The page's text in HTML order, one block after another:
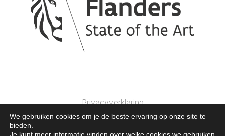
Privacyverklaring
© 2025 Clics Toys. Alle Rechten Voorbehouden.
We gebruiken cookies om je de beste ervaring op onze site te
bieden.